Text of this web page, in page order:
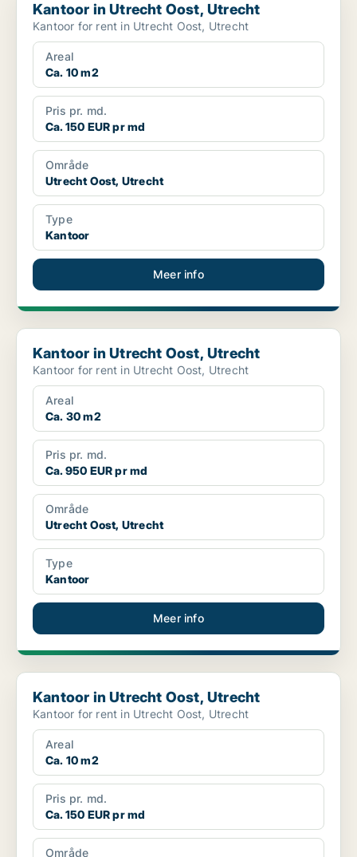
Kantoor in Utrecht Oost, Utrecht
Kantoor for rent in Utrecht Oost, Utrecht
Areal
Ca. 10 m2
Pris pr. md.
Ca. 150 EUR pr md
Område
Utrecht Oost, Utrecht
Type
Kantoor
Meer info
Kantoor in Utrecht Oost, Utrecht
Kantoor in Utrecht Oost, Utrecht
Kantoor for rent in Utrecht Oost, Utrecht
Areal
Ca. 30 m2
Pris pr. md.
Ca. 950 EUR pr md
Område
Utrecht Oost, Utrecht
Type
Kantoor
Meer info
Kantoor in Utrecht Oost, Utrecht
Kantoor in Utrecht Oost, Utrecht
Kantoor for rent in Utrecht Oost, Utrecht
Areal
Ca. 10 m2
Pris pr. md.
Ca. 150 EUR pr md
Område